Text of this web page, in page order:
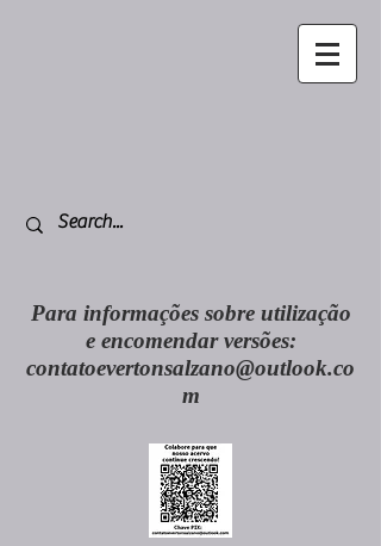
Para informações sobre utilização
e encomendar versões:
contatoevertonsalzano@outlook.co
m